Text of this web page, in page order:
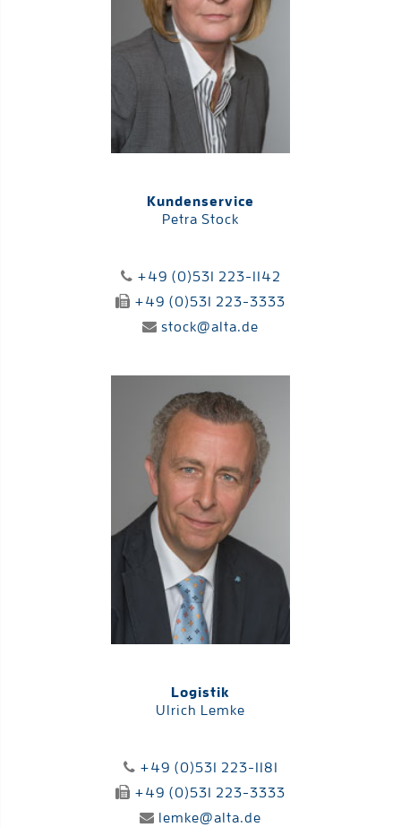
Kundenservice
Petra Stock
+49 (0)531 223-1142
+49 (0)531 223-3333
stock@alta.de
Logistik
Ulrich Lemke
+49 (0)531 223-1181
+49 (0)531 223-3333
lemke@alta.de